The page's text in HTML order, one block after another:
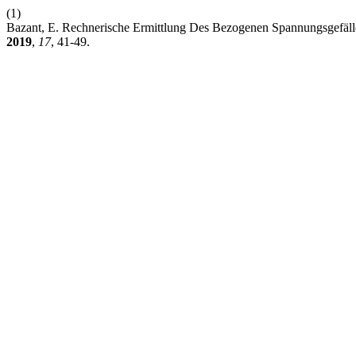
(1)
Bazant, E. Rechnerische Ermittlung Des Bezogenen
2019, 17, 41-49.